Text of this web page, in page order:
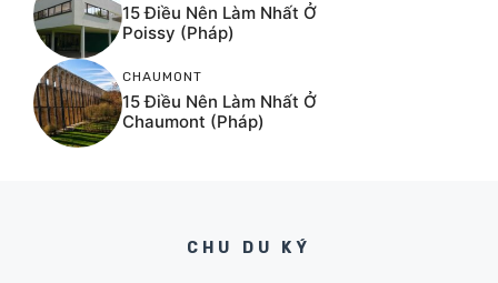
15 Điều Nên Làm Nhất Ở
Poissy (Pháp)
CHAUMONT
15 Điều Nên Làm Nhất Ở
Chaumont (Pháp)
CHU DU KÝ